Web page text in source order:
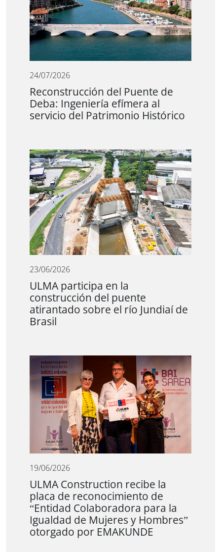
24/07/2026
Reconstrucción del Puente de
Deba: Ingeniería efímera al
servicio del Patrimonio Histórico
23/06/2026
ULMA participa en la
construcción del puente
atirantado sobre el río Jundiaí de
Brasil
19/06/2026
ULMA Construction recibe la
placa de reconocimiento de
“Entidad Colaboradora para la
Igualdad de Mujeres y Hombres”
otorgado por EMAKUNDE